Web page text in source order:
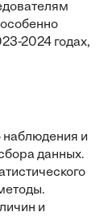
2024 годах,
наблюдения и
данных.
и